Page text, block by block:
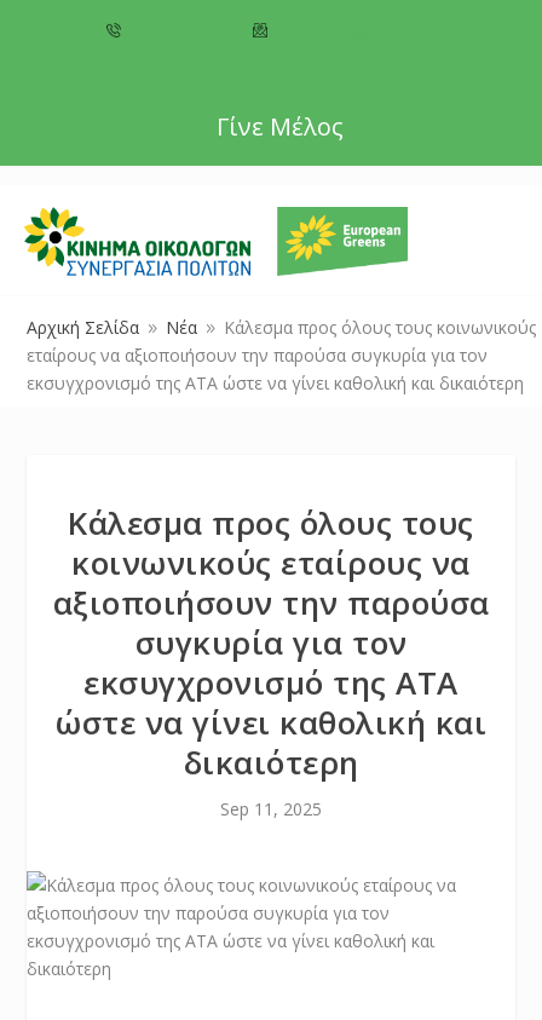
Γίνε Μέλος
Αρχική Σελίδα 9 Νέα 9
Κάλεσμα προς όλους τους κοινωνικούς
εταίρους να αξιοποιήσουν την παρούσα συγκυρία για τον
εκσυγχρονισμό της ΑΤΑ ώστε να γίνει καθολική και δικαιότερη
Κάλεσμα προς όλους τους
κοινωνικούς εταίρους να
αξιοποιήσουν την παρούσα
συγκυρία για τον
εκσυγχρονισμό της ΑΤΑ
ώστε να γίνει καθολική και
δικαιότερη
Sep 11, 2025